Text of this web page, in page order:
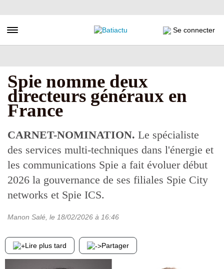
au
principal
Toggle navigation Se connecter
Spie nomme deux
directeurs généraux en
France
CARNET-NOMINATION. Le spécialiste
des services multi-techniques dans l'énergie et
les communications Spie a fait évoluer début
2026 la gouvernance de ses filiales Spie City
networks et Spie ICS.
Manon Salé , le 18/02/2026 à 16:46
Lire plus tard Partager